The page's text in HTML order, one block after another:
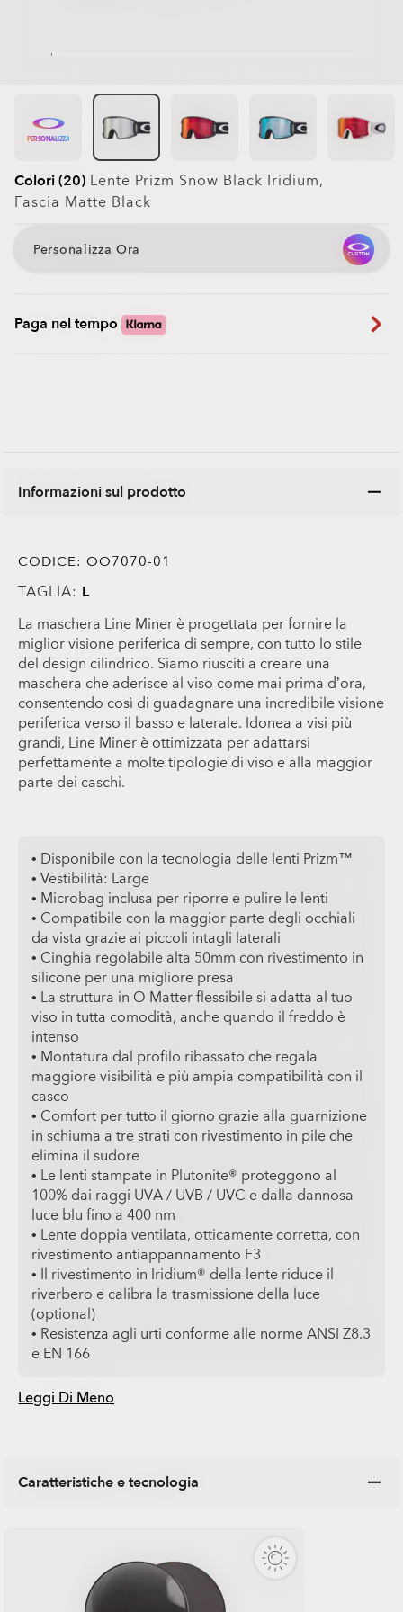
PERSONALIZZA
Colori (20) Lente Prizm Snow Black Iridium,
Fascia Matte Black
Personalizza Ora
Paga nel tempo
Informazioni sul prodotto
CODICE: OO7070-01
TAGLIA: L
La maschera Line Miner è progettata per fornire la
miglior visione periferica di sempre, con tutto lo stile
del design cilindrico. Siamo riusciti a creare una
maschera che aderisce al viso come mai prima d’ora,
consentendo così di guadagnare una incredibile visione
periferica verso il basso e laterale. Idonea a visi più
grandi, Line Miner è ottimizzata per adattarsi
perfettamente a molte tipologie di viso e alla maggior
parte dei caschi.
Leggi Di Meno
• Disponibile con la tecnologia delle lenti Prizm™
• Vestibilità: Large
• Microbag inclusa per riporre e pulire le lenti
• Compatibile con la maggior parte degli occhiali
da vista grazie ai piccoli intagli laterali
• Cinghia regolabile alta 50mm con rivestimento in
silicone per una migliore presa
• La struttura in O Matter flessibile si adatta al tuo
viso in tutta comodità, anche quando il freddo è
intenso
• Montatura dal profilo ribassato che regala
maggiore visibilità e più ampia compatibilità con il
casco
• Comfort per tutto il giorno grazie alla guarnizione
in schiuma a tre strati con rivestimento in pile che
elimina il sudore
• Le lenti stampate in Plutonite® proteggono al
100% dai raggi UVA / UVB / UVC e dalla dannosa
luce blu fino a 400 nm
• Lente doppia ventilata, otticamente corretta, con
rivestimento antiappannamento F3
• Il rivestimento in Iridium® della lente riduce il
riverbero e calibra la trasmissione della luce
(optional)
• Resistenza agli urti conforme alle norme ANSI Z8.3
e EN 166
Caratteristiche e tecnologia